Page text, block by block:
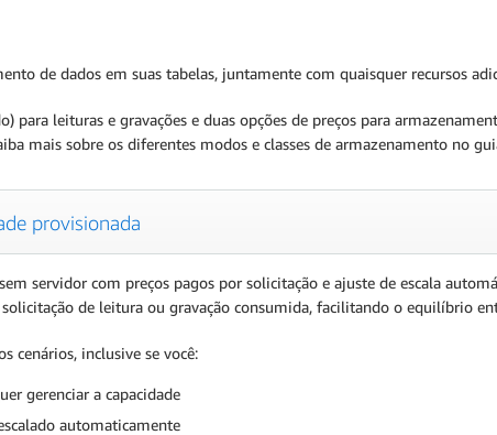
de dados em suas tabelas, juntamente com quaisquer recursos
para leituras e gravações e duas opções de preços para
mais sobre os diferentes modos e classes de armazenamento no
provisionada
servidor com preços pagos por solicitação e ajuste de escala
solicitação de leitura ou gravação consumida, facilitando o equilíbrio
cenários, inclusive se você:
gerenciar a capacidade
automaticamente